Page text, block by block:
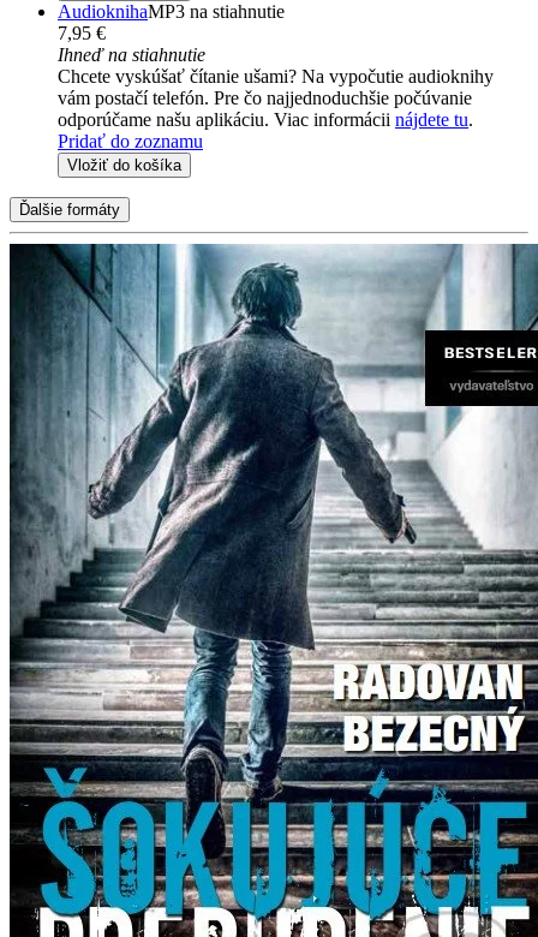
AudioknihaMP3 na stiahnutie
7,95 €
Ihneď na stiahnutie
Chcete vyskúšať čítanie ušami? Na vypočutie audioknihy
vám postačí telefón. Pre čo najjednoduchšie počúvanie
odporúčame našu aplikáciu. Viac informácii nájdete tu.
Pridať do zoznamu
Vložiť do košíka
Ďalšie formáty